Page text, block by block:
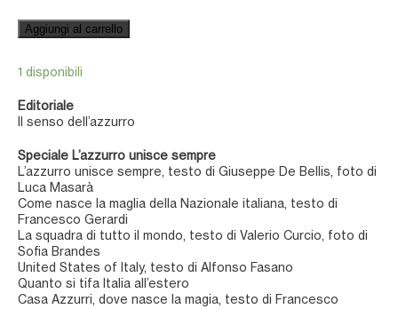
Editoriale
Il senso dell’azzurro
Speciale L’azzurro unisce sempre
L’azzurro unisce sempre, testo di Giuseppe De Bellis, foto di
Luca Masarà
Come nasce la maglia della Nazionale italiana, testo di
Francesco Gerardi
La squadra di tutto il mondo, testo di Valerio Curcio, foto di
Sofia Brandes
United States of Italy, testo di Alfonso Fasano
Quanto si tifa Italia all’estero
Casa Azzurri, dove nasce la magia, testo di Francesco
1 disponibili
Aggiungi al carrello